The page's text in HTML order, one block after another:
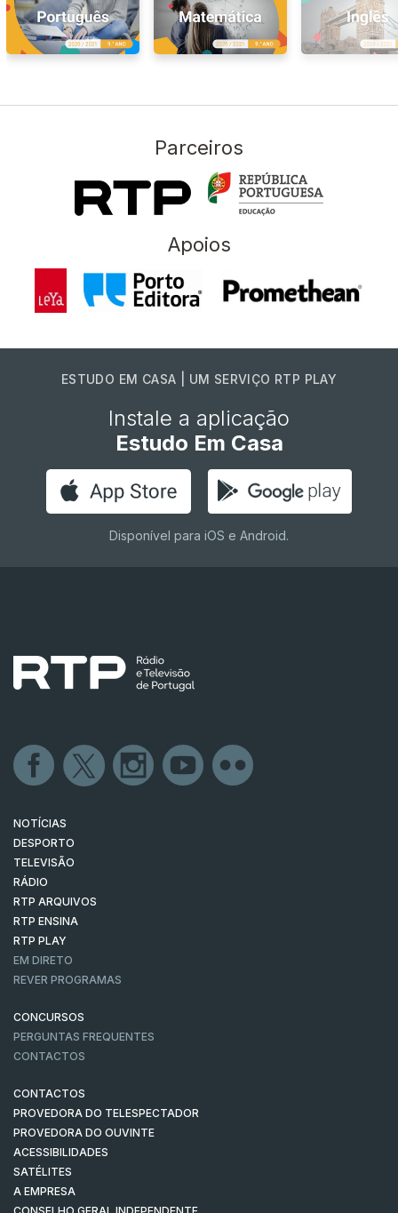
Parceiros
Apoios
ESTUDO EM CASA | UM SERVIÇO RTP PLAY
Instale a aplicação
Estudo Em Casa
Disponível para iOS e Android.
NOTÍCIAS
DESPORTO
TELEVISÃO
RÁDIO
RTP ARQUIVOS
RTP ENSINA
RTP PLAY
EM DIRETO
REVER PROGRAMAS
CONCURSOS
PERGUNTAS FREQUENTES
CONTACTOS
CONTACTOS
PROVEDORA DO TELESPECTADOR
PROVEDORA DO OUVINTE
ACESSIBILIDADES
SATÉLITES
A EMPRESA